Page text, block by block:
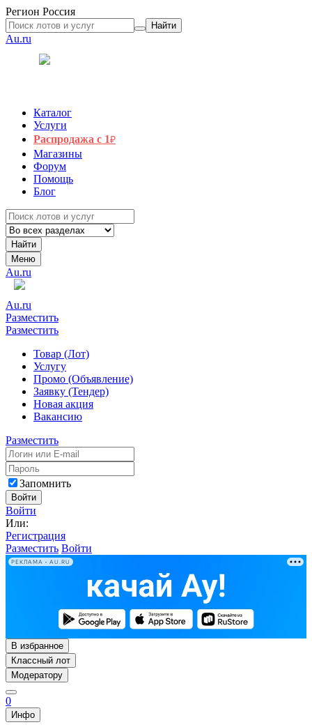
Регион Россия
Найти
Au.ru
Каталог
Услуги
Распродажа с 1₽
Магазины
Форум
Помощь
Блог
Найти
Меню
Au.ru
Au.ru
Разместить
Разместить
Товар (Лот)
Услугу
Промо (Объявление)
Заявку (Тендер)
Новая акция
Вакансию
Разместить
Запомнить
Войти
Войти
Или:
Регистрация
Разместить Войти
РЕКЛАМА • AU.RU
В избранное
Классный лот
Модератору
0
Инфо